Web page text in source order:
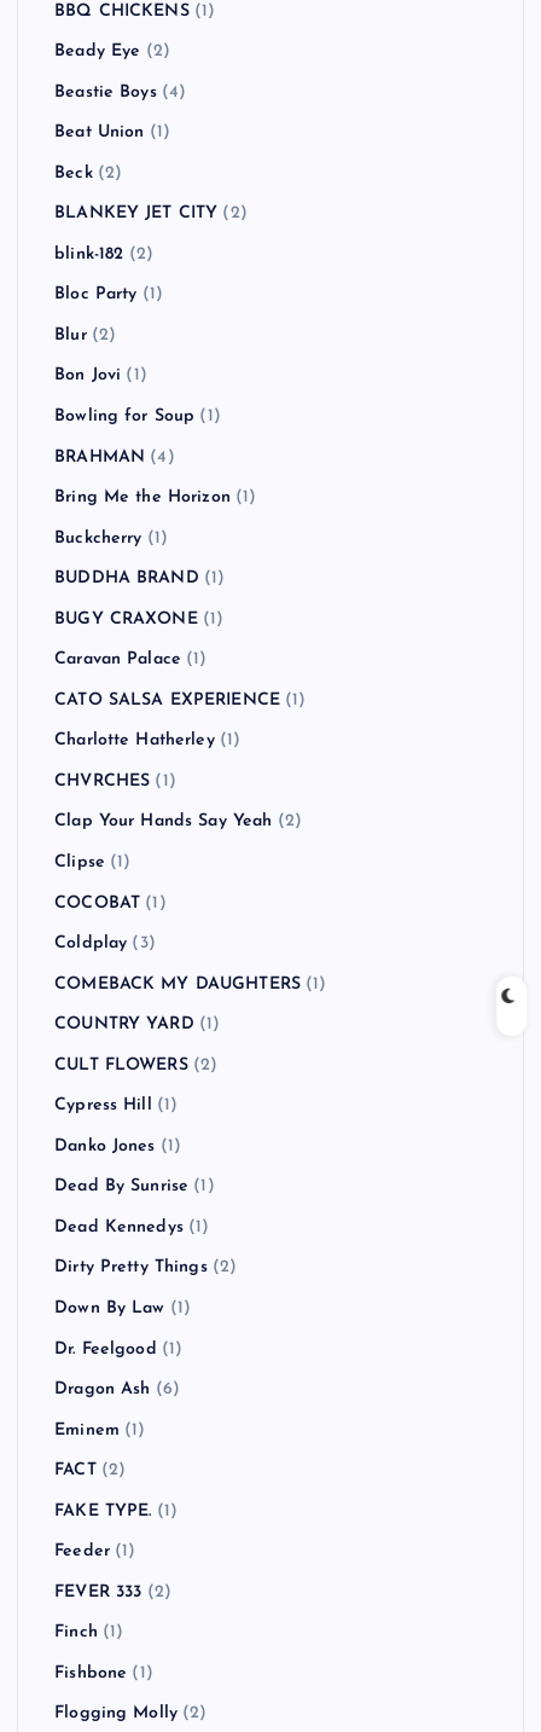
BBQ CHICKENS(1)
Beady Eye (2)
Beastie Boys(4)
Beat Union (1)
Beck(2)
BLANKEY JET CITY (2)
blink-182 (2)
Bloc Party (1)
Blur(2)
Bon Jovi (1)
Bowling for Soup (1)
BRAHMAN (4)
Bring Me the Horizon (1)
Buckcherry (1)
BUDDHA BRAND (1)
BUGY CRAXONE(1)
Caravan Palace (1)
CATO SALSA EXPERIENCE (1)
Charlotte Hatherley(1)
CHVRCHES (1)
Clap Your Hands Say Yeah (2)
Clipse (1)
COCOBAT (1)
Coldplay (3)
COMEBACK MY DAUGHTERS (1)
COUNTRY YARD (1)
CULT FLOWERS(2)
Cypress Hill (1)
Danko Jones (1)
Dead By Sunrise (1)
Dead Kennedys(1)
Dirty Pretty Things(2)
Down By Law (1)
Dr. Feelgood (1)
Dragon Ash (6)
Eminem (1)
FACT(2)
FAKE TYPE. (1)
Feeder(1)
FEVER 333 (2)
Finch (1)
Fishbone (1)
Flogging Molly (2)